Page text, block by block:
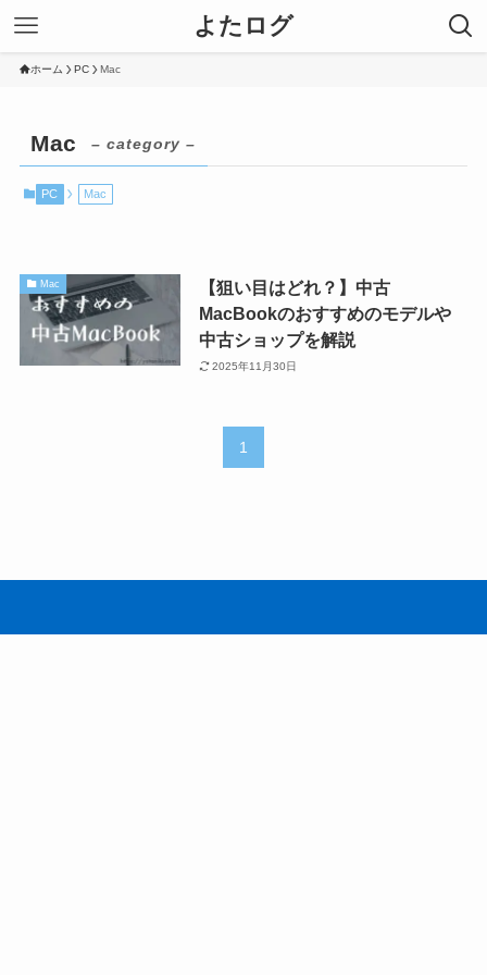
よたログ
ホーム PC Mac
Mac – category –
PC Mac
Mac
【狙い目はどれ？】中古
MacBookのおすすめのモデルや
中古ショップを解説
2025年11月30日
1